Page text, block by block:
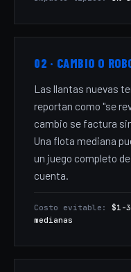
02 · CAMBIO O
Las llantas nuevas
reportan como "se
cambio se factura
Una flota mediana
un juego completo
cuenta.
Costo evitable: $1-
medianas